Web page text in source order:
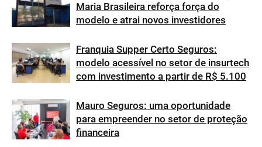
Maria Brasileira reforça força do
modelo e atrai novos investidores
Franquia Supper Certo Seguros:
modelo acessível no setor de insurtech
com investimento a partir de R$ 5.100
Mauro Seguros: uma oportunidade
para empreender no setor de proteção
financeira